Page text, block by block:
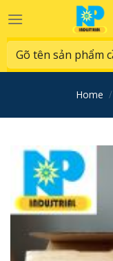
to
content
Search
for:
home /